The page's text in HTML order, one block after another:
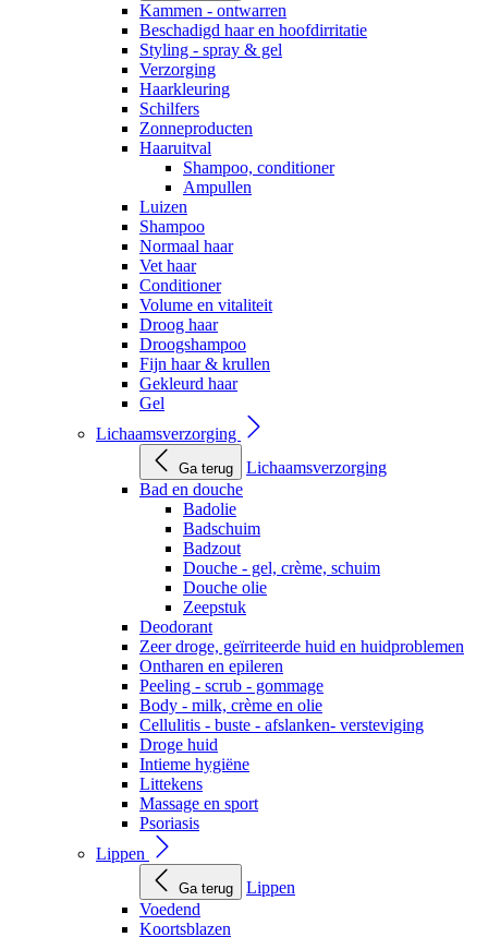
Kammen - ontwarren
Beschadigd haar en hoofdirritatie
Styling - spray & gel
Verzorging
Haarkleuring
Schilfers
Zonneproducten
Haaruitval
Shampoo, conditioner
Ampullen
Luizen
Shampoo
Normaal haar
Vet haar
Conditioner
Volume en vitaliteit
Droog haar
Droogshampoo
Fijn haar & krullen
Gekleurd haar
Gel
Lichaamsverzorging
Ga terug
Lichaamsverzorging
Bad en douche
Badolie
Badschuim
Badzout
Douche - gel, crème, schuim
Douche olie
Zeepstuk
Deodorant
Zeer droge, geïrriteerde huid en huidproblemen
Ontharen en epileren
Peeling - scrub - gommage
Body - milk, crème en olie
Cellulitis - buste - afslanken- versteviging
Droge huid
Intieme hygiëne
Littekens
Massage en sport
Psoriasis
Lippen
Ga terug
Lippen
Voedend
Koortsblazen